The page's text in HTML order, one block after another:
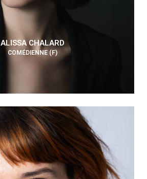
ALISSA CHALARD
COMÉDIENNE (F)